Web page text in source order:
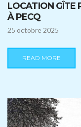
LOCATION GÎTE
À PECQ
25 octobre 2025
READ MORE